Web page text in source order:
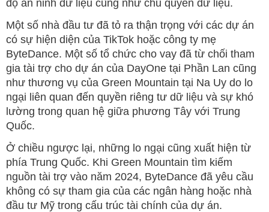
độ an ninh dữ liệu cũng như chủ quyền dữ liệu.
Một số nhà đầu tư đã tỏ ra thận trọng với các dự án
có sự hiện diện của TikTok hoặc công ty mẹ
ByteDance. Một số tổ chức cho vay đã từ chối tham
gia tài trợ cho dự án của DayOne tại Phần Lan cũng
như thương vụ của Green Mountain tại Na Uy do lo
ngại liên quan đến quyền riêng tư dữ liệu và sự khó
lường trong quan hệ giữa phương Tây với Trung
Quốc.
Ở chiều ngược lại, những lo ngại cũng xuất hiện từ
phía Trung Quốc. Khi Green Mountain tìm kiếm
nguồn tài trợ vào năm 2024, ByteDance đã yêu cầu
không có sự tham gia của các ngân hàng hoặc nhà
đầu tư Mỹ trong cấu trúc tài chính của dự án.